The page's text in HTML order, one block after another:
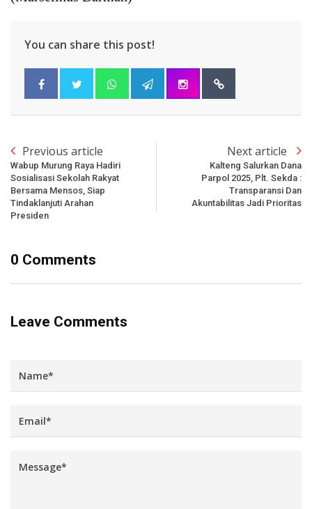
You can share this post!
Previous article
Wabup Murung Raya Hadiri
Sosialisasi Sekolah Rakyat
Bersama Mensos, Siap
Tindaklanjuti Arahan
Presiden
Next article
Kalteng Salurkan Dana
Parpol 2025, Plt. Sekda :
Transparansi Dan
Akuntabilitas Jadi Prioritas
0 Comments
Leave Comments